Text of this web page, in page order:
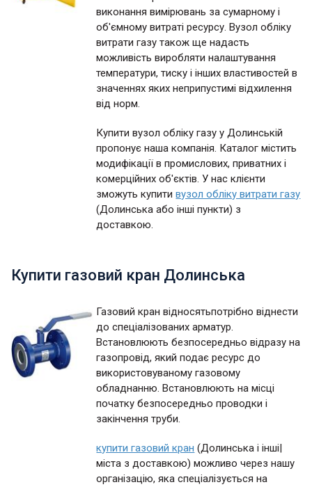
виконання вимірювань за сумарному і
об'ємному витраті ресурсу. Вузол обліку
витрати газу також ще надасть
можливість виробляти налаштування
температури, тиску і інших властивостей в
значеннях яких неприпустимі відхилення
від норм.
Купити вузол обліку газу у Долинській
пропонує наша компанія. Каталог містить
модифікації в промислових, приватних і
комерційних об'єктів. У нас клієнти
зможуть купитивузол обліку витрати газу
(Долинська або інші пункти) з
доставкою.
Купити газовий кран Долинська
Газовий кран відносятьпотрібно віднести
до спеціалізованих арматур.
Встановлюють безпосередньо відразу на
газопровід, який подає ресурс до
використовуваному газовому
обладнанню. Встановлюють на місці
початку безпосередньо проводки і
закінчення труби.
купити газовий кран (Долинська і інші|
міста з доставкою) можливо через нашу
організацію, яка спеціалізується на